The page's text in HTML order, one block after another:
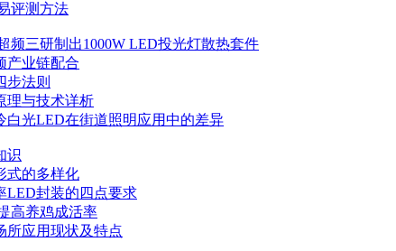
评测方法
频三研制出1000W LED投光灯散热套件
产业链配合
步法则
理与技术详析
白光LED在街道照明应用中的差异
识
式的多样化
LED封装的四点要求
高养鸡成活率
所应用现状及特点